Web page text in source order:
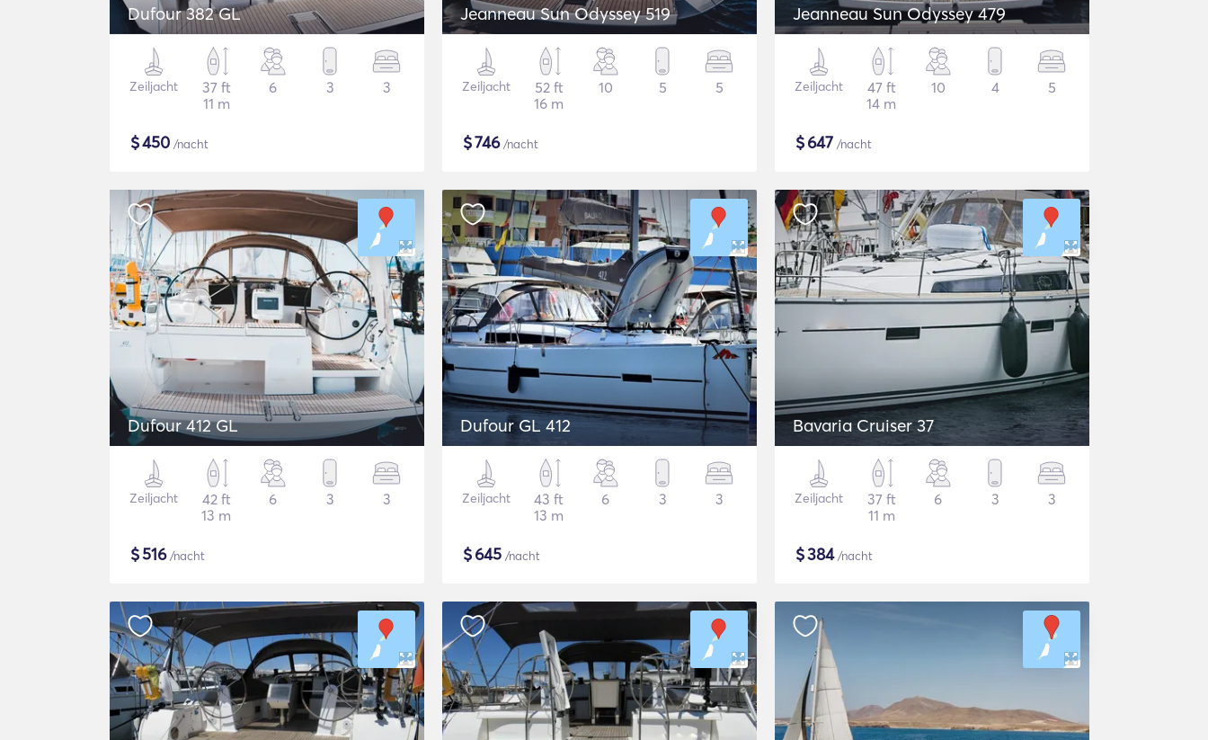
Dufour 382 GL
Zeiljacht
37 ft
11 m
6 3 3
$450 /nacht
Jeanneau Sun Odyssey 519
Zeiljacht
52 ft
16 m
10 5 5
$746/nacht
Jeanneau Sun Odyssey 479
Zeiljacht
47 ft
14 m
10 4 5
$647 /nacht
Dufour 412 GL
Zeiljacht
42 ft
13 m
6 3 3
$516/nacht
Dufour GL 412
Zeiljacht
43 ft
13 m
6 3 3
$645 /nacht
Bavaria Cruiser 37
Zeiljacht
37 ft
11 m
6 3 3
$384/nacht